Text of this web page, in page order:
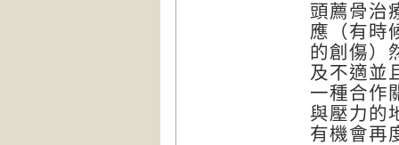
頭薦骨治
應（有時
的創傷）
及不適並
一種合作
與壓力的
有機會再